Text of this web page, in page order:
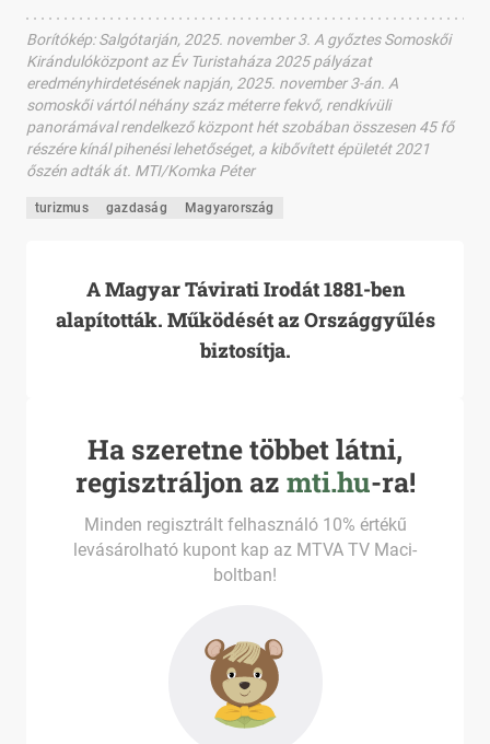
Borítókép:Salgótarján, 2025. november 3. A győztes Somoskői
Kirándulóközpont az Év Turistaháza 2025 pályázat
eredményhirdetésének napján, 2025. november 3-án. A
somoskői vártól néhány száz méterre fekvő, rendkívüli
panorámával rendelkező központ hét szobában összesen 45 fő
részére kínál pihenési lehetőséget, a kibővített épületét 2021
őszén adták át. MTI/Komka Péter
turizmus gazdaság Magyarország
A Magyar Távirati Irodát 1881-ben
alapították. Működését az Országgyűlés
biztosítja.
Ha szeretne többet látni,
regisztráljon az mti.hu-ra!
Minden regisztrált felhasználó 10% értékű
levásárolható kupont kap az MTVA TV Maci-
boltban!